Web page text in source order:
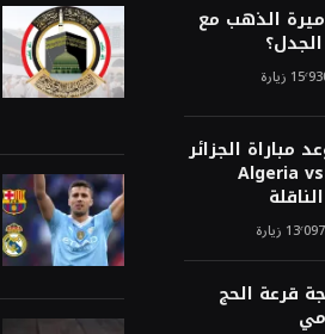
الذهب مع
زيارة
مباراة الجزائر
والسودان اليوم Algeria vs
13٬097 زيارة
قرعة الحج